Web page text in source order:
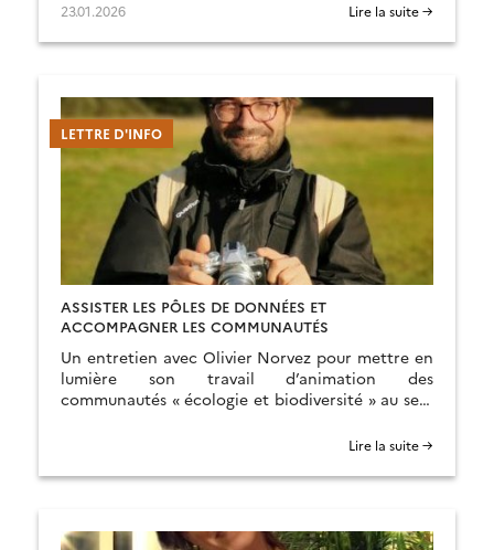
23.01.2026 Lire la suite →
LETTRE D'INFO
ASSISTER LES PÔLES DE DONNÉES ET
ACCOMPAGNER LES COMMUNAUTÉS
Un entretien avec Olivier Norvez pour mettre en
lumière son travail d’animation des
communautés « écologie et biodiversité » au sein
Lire la suite →